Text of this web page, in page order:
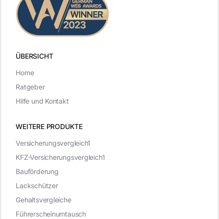
ÜBERSICHT
WEITERE PRODUKTE
Versicherungsvergleich1
KFZ-Versicherungsvergleich1
Bauförderung
Lackschützer
Gehaltsvergleiche
Führerscheinumtausch
Home
Ratgeber
Hilfe und Kontakt